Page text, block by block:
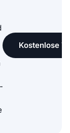
Kostenlose